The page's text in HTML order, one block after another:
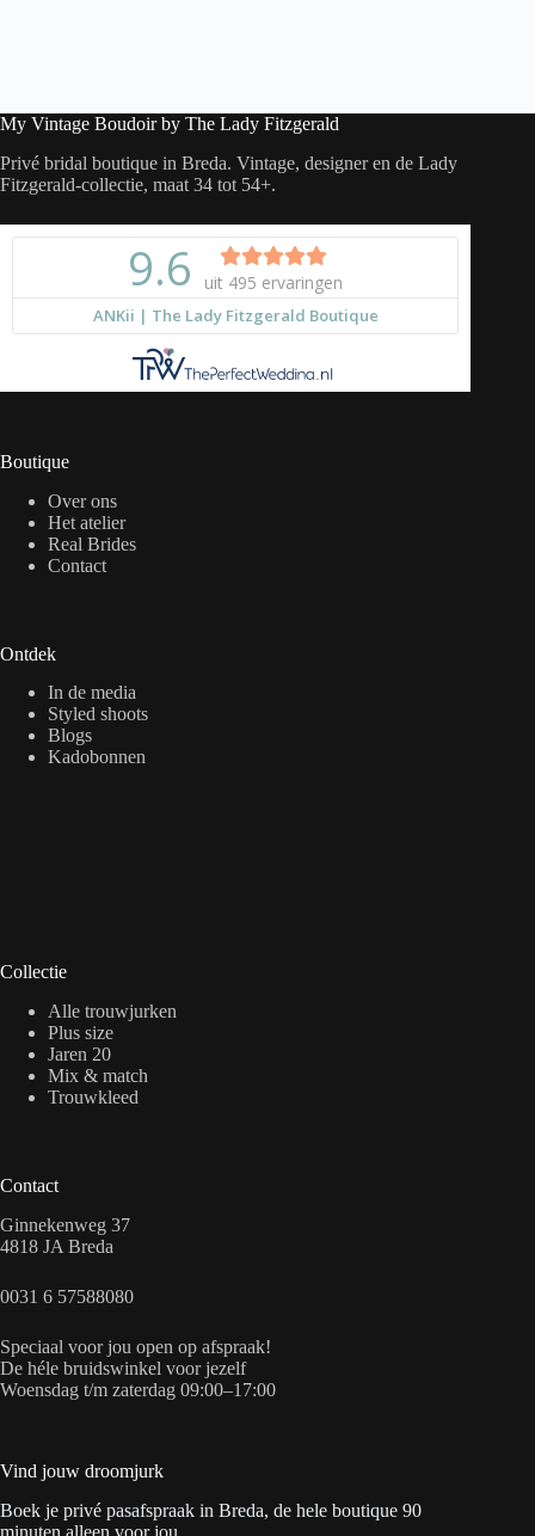
My Vintage Boudoir by The Lady Fitzgerald
Privé bridal boutique in Breda. Vintage, designer en de Lady
Fitzgerald-collectie, maat 34 tot 54+.
Boutique
Over ons
Het atelier
Real Brides
Contact
Ontdek
In de media
Styled shoots
Blogs
Kadobonnen
Collectie
Alle trouwjurken
Plus size
Jaren 20
Mix & match
Trouwkleed
Contact
Ginnekenweg 37
4818 JA Breda
0031 6 57588080
Speciaal voor jou open op afspraak!
De héle bruidswinkel voor jezelf
Woensdag t/m zaterdag 09:00–17:00
Vind jouw droomjurk
Boek je privé pasafspraak in Breda, de hele boutique 90
minuten alleen voor jou.